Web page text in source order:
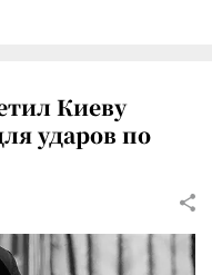
Киеву
ударов по